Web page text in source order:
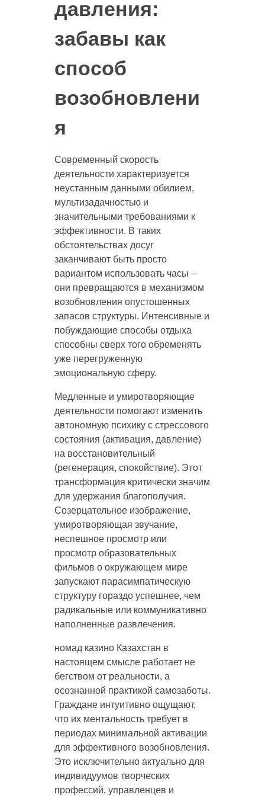
давления:
забавы как
способ
возобновлени
я
Современный скорость
деятельности характеризуется
неустанным данными обилием,
мультизадачностью и
значительными требованиями к
эффективности. В таких
обстоятельствах досуг
заканчивают быть просто
вариантом использовать часы –
они превращаются в механизмом
возобновления опустошенных
запасов структуры. Интенсивные и
побуждающие способы отдыха
способны сверх того обременять
уже перегруженную
эмоциональную сферу.
Медленные и умиротворяющие
деятельности помогают изменить
автономную психику с стрессового
состояния (активация, давление)
на восстановительный
(регенерация, спокойствие). Этот
трансформация критически значим
для удержания благополучия.
Созерцательное изображение,
умиротворяющая звучание,
неспешное просмотр или
просмотр образовательных
фильмов о окружающем мире
запускают парасимпатическую
структуру гораздо успешнее, чем
радикальные или коммуникативно
наполненные развлечения.
номад казино Казахстан в
настоящем смысле работает не
бегством от реальности, а
осознанной практикой самозаботы.
Граждане интуитивно ощущают,
что их ментальность требует в
периодах минимальной активации
для эффективного возобновления.
Это исключительно актуально для
индивидуумов творческих
профессий, управленцев и